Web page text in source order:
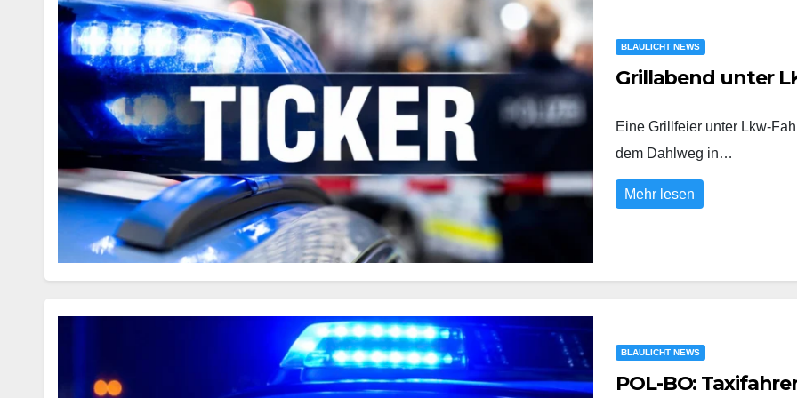
BLAULICHT NEWS
Grillabend unter
Eine Grillfeier unter Lkw-
dem Dahlweg in…
Mehr lesen
BLAULICHT NEWS
POL-BO: